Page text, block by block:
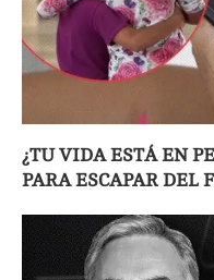
¿TU VIDA ESTÁ EN
PARA ESCAPAR DEL